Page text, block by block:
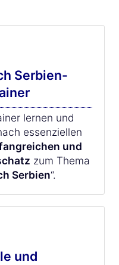
Serbien-
lernen und
essenziellen
und
zum Thema
Serbien“.
und